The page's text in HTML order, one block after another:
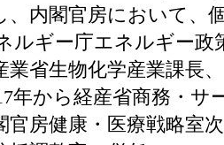
、内閣官房において、
ルギー庁エネルギー政
業省生物化学産業課長
年から経産省商務・サ
房健康・医療戦略室次